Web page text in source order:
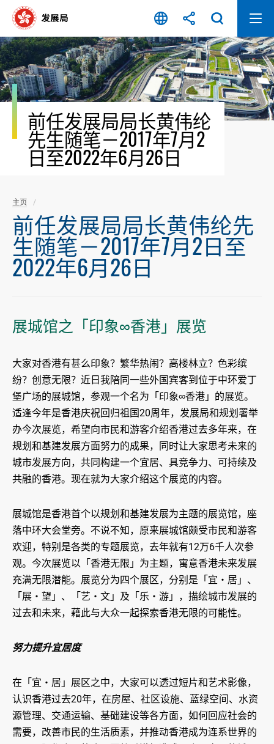
容
开
始
前任发展局局长黄伟纶
先生随笔－2017年7月2
日至2022年6月26日
主页
前任发展局局长黄伟纶先
生随笔－2017年7月2日至
2022年6月26日
展城馆之「印象∞香港」展览
大家对香港有甚么印象？繁华热闹？高楼林立？色彩缤
纷？创意无限？近日我陪同一些外国宾客到位于中环爱丁
堡广场的展城馆，参观一个名为「印象∞香港」的展览。
适逢今年是香港庆祝回归祖国20周年，发展局和规划署举
办今次展览，希望向市民和游客介绍香港过去多年来，在
规划和基建发展方面努力的成果，同时让大家思考未来的
城市发展方向，共同构建一个宜居、具竞争力、可持续及
共融的香港。现在就为大家介绍这个展览的内容。
展城馆是香港首个以规划和基建发展为主题的展览馆，座
落中环大会堂旁。不说不知，原来展城馆颇受市民和游客
欢迎，特别是各类的专题展览，去年就有12万6千人次参
观。今次展览以「香港无限」为主题，寓意香港未来发展
充满无限潜能。展览分为四个展区，分别是「宜‧居」、
「展‧望」、「艺‧文」及「乐‧游」，描绘城市发展的
过去和未来，藉此与大众一起探索香港无限的可能性。
努力提升宜居度
在「宜‧居」展区之中，大家可以透过短片和艺术影像，
认识香港过去20年，在房屋、社区设施、蓝绿空间、水资
源管理、交通运输、基础建设等各方面，如何回应社会的
需要，改善市民的生活质素，并推动香港成为连系世界的